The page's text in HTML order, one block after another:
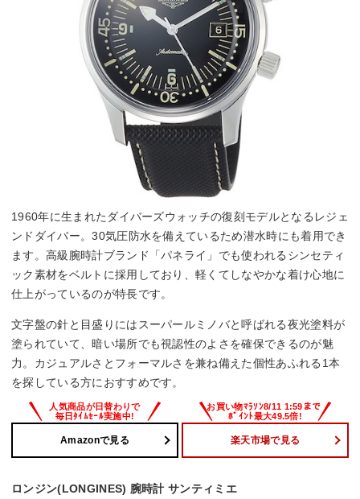
1960年に生まれたダイバーズウォッチの復刻モデルとなるレジェ
ンドダイバー。30気圧防水を備えているため潜水時にも着用でき
ます。高級腕時計ブランド「パネライ」でも使われるシンセティ
ック素材をベルトに採用しており、軽くてしなやかな着け心地に
仕上がっているのが特長です。
文字盤の針と目盛りにはスーパールミノバと呼ばれる夜光塗料が
塗られていて、暗い場所でも視認性のよさを確保できるのが魅
力。カジュアルさとフォーマルさを兼ね備えた個性あふれる1本
を探している方におすすめです。
Amazonで見る 楽天市場で見る
ロンジン(LONGINES) 腕時計 サンティミエ